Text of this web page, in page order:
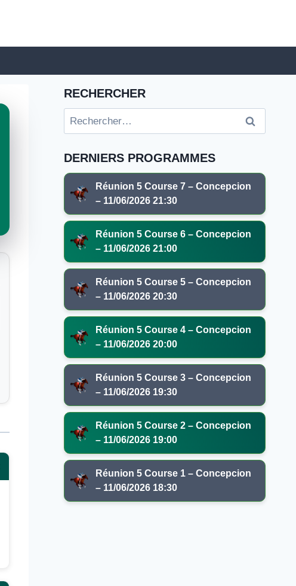
RECHERCHER
Rechercher :
DERNIERS PROGRAMMES
Réunion 5 Course 7 – Concepcion
– 11/06/2026 21:30
Réunion 5 Course 6 – Concepcion
– 11/06/2026 21:00
Réunion 5 Course 5 – Concepcion
– 11/06/2026 20:30
Réunion 5 Course 4 – Concepcion
– 11/06/2026 20:00
Réunion 5 Course 3 – Concepcion
– 11/06/2026 19:30
Réunion 5 Course 2 – Concepcion
– 11/06/2026 19:00
Réunion 5 Course 1 – Concepcion
– 11/06/2026 18:30